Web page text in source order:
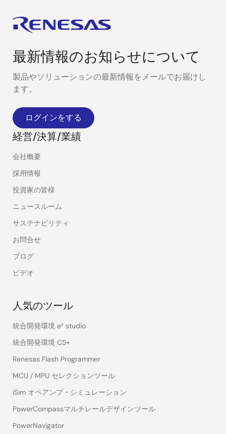
最新情報のお知らせについて
製品やソリューションの最新情報をメールでお届けし
ます。
ログインをする
経営/決算/業績
会社概要
採用情報
投資家の皆様
ニュースルーム
サステナビリティ
お問合せ
ブログ
ビデオ
人気のツール
統合開発環境 e² studio
統合開発環境 CS+
Renesas Flash Programmer
MCU / MPU セレクションツール
iSim オペアンプ・シミュレーション
PowerCompassマルチレールデザインツール
PowerNavigator